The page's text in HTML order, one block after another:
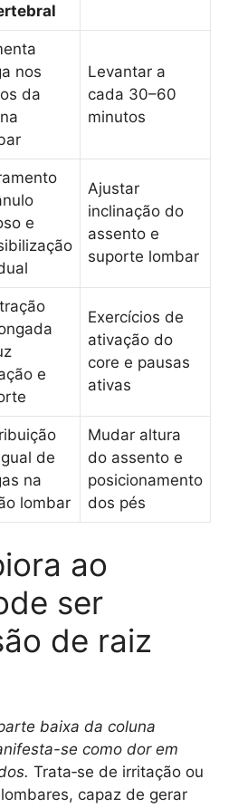
nos
da
Levantar a
cada 30–60
minutos
e
Ajustar
inclinação do
assento e
suporte lombar
e
Exercícios de
ativação do
core e pausas
ativas
de
na
lombar
Mudar altura
do assento e
posicionamento
dos pés
ao
ser
de raiz
baixa da coluna
se como dor em
Trata‑se de irritação ou
capaz de gerar